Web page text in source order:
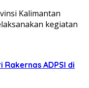
Kalimantan
kegiatan
ADPSI di